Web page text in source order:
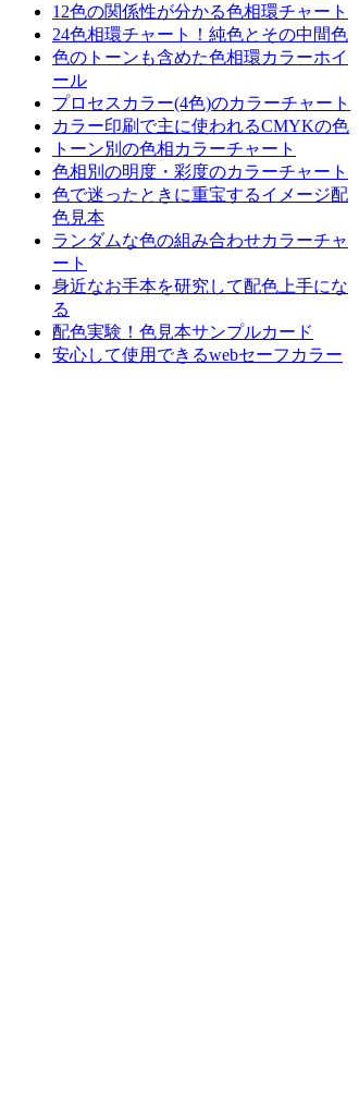
12色の関係性が分かる色相環チャート
24色相環チャート！純色とその中間色
色のトーンも含めた色相環カラーホイ
ール
プロセスカラー(4色)のカラーチャート
カラー印刷で主に使われるCMYKの色
トーン別の色相カラーチャート
色相別の明度・彩度のカラーチャート
色で迷ったときに重宝するイメージ配
色見本
ランダムな色の組み合わせカラーチャ
ート
身近なお手本を研究して配色上手にな
る
配色実験！色見本サンプルカード
安心して使用できるwebセーフカラー